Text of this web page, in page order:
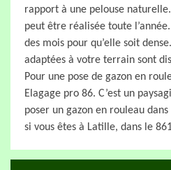
rapport à une pelouse
peut être réalisée toute
des mois pour qu’elle soit
adaptées à votre terrain sont
Pour une pose de gazon en
Elagage pro 86. C’est un
poser un gazon en rouleau
si vous êtes à Latille, dans le